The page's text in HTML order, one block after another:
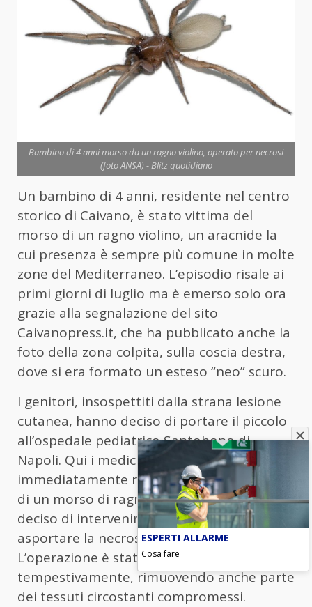
Bambino di 4 anni morso da un ragno violino, operato per necrosi
(foto ANSA) - Blitz quotidiano
Un bambino di 4 anni, residente nel centro
storico di Caivano, è stato vittima del
morso di un ragno violino, un aracnide la
cui presenza è sempre più comune in molte
zone del Mediterraneo. L’episodio risale ai
primi giorni di luglio ma è emerso solo ora
grazie alla segnalazione del sito
Caivanopress.it, che ha pubblicato anche la
foto della zona colpita, sulla coscia destra,
dove si era formato un esteso “neo” scuro.
I genitori, insospettiti dalla strana lesione
cutanea, hanno deciso di portare il piccolo
all’ospedale pediatrico Santobono di
Napoli. Qui i medici hanno
immediatamente riconosciuto i segni tipici
di un morso di ragno violino e hanno
deciso di intervenire chirurgicamente per
asportare la necrosi formatasi.
L’operazione è stata eseguita
tempestivamente, rimuovendo anche parte
dei tessuti circostanti compromessi.
ESPERTI ALLARME
Cosa fare